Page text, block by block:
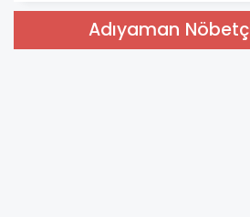
Adıyaman